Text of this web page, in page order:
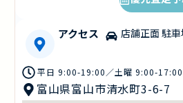
アクセス 店舗正面 駐
平日 9:00-19:00／土曜 9:00-17:00
富山県富山市清水町3-6-7